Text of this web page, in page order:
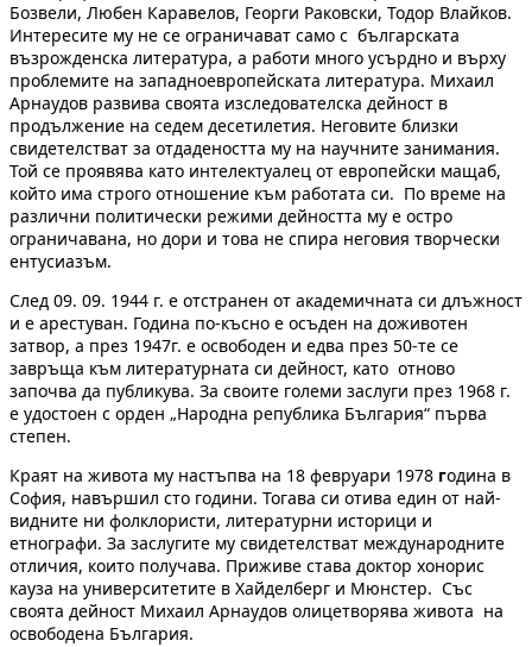
Бозвели, Любен Каравелов, Георги Раковски, Тодор Влайков.
Интересите му не се ограничават само с българската
възрожденска литература, а работи много усърдно и върху
проблемите на западноевропейската литература. Михаил
Арнаудов развива своята изследователска дейност в
продължение на седем десетилетия. Неговите близки
свидетелстват за отдадеността му на научните занимания.
Той се проявява като интелектуалец от европейски мащаб,
който има строго отношение към работата си. По време на
различни политически режими дейността му е остро
ограничавана, но дори и това не спира неговия творчески
ентусиазъм.
След 09. 09. 1944 г. е отстранен от академичната си длъжност
и е арестуван. Година по-късно е осъден на доживотен
затвор, а през 1947г. е освободен и едва през 50-те се
завръща към литературната си дейност, като отново
започва да публикува. За своите големи заслуги през 1968 г.
е удостоен с орден „Народна република България“ първа
степен.
Краят на живота му настъпва на 18 февруари 1978 година в
София, навършил сто години. Тогава си отива един от най-
видните ни фолклористи, литературни историци и
етнографи. За заслугите му свидетелстват международните
отличия, които получава. Приживе става доктор хонорис
кауза на университетите в Хайделберг и Мюнстер. Със
своята дейност Михаил Арнаудов олицетворява живота на
освободена България.